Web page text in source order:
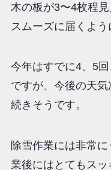
木の板が3〜4枚程
スムーズに届くよう
今年はすでに4、5
ですが、今後の天
続きそうです。
除雪作業には非常
業後にはとてもス